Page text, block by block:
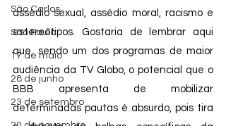
São Carlos
São Paulo
17 de maio
28 de junho
23 de setembro
assédio sexual, assédio moral, racismo e
estereótipos. Gostaria de lembrar aqui
que, sendo um dos programas de maior
audiência da TV Globo, o potencial que o
BBB apresenta de mobilizar
determinadas pautas é absurdo, pois tira